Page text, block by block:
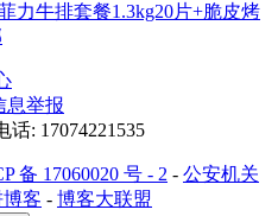
力牛排套餐1.3kg20片+脆皮烤
息举报
: 17074221535
备 17060020 号 - 2 - 公安机关
客 - 博客大联盟